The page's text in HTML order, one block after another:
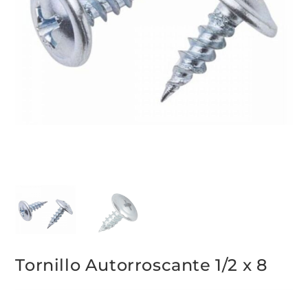
Tornillo Autorroscante 1/2 x 8